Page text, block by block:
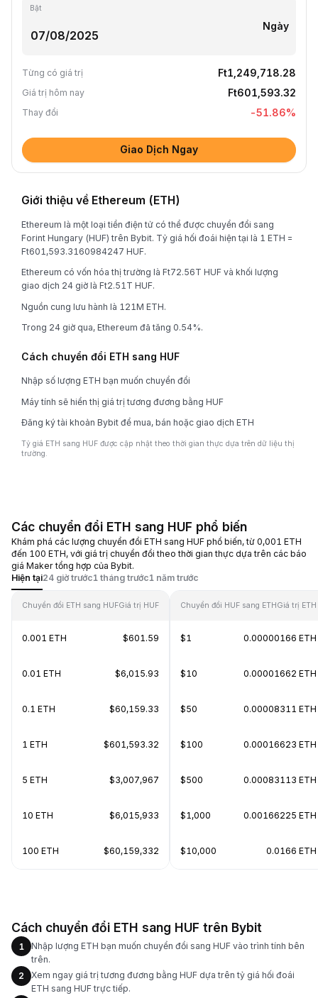
Bật
Ngày
Từng có giá trị Ft1,249,718.28
Giá trị hôm nay Ft601,593.32
Thay đổi -51.86%
Giao Dịch Ngay
Giới thiệu về Ethereum (ETH)
Ethereum là một loại tiền điện tử có thể được chuyển đổi sang
Forint Hungary (HUF) trên Bybit. Tỷ giá hối đoái hiện tại là 1 ETH =
Ft601,593.3160984247 HUF.
Ethereum có vốn hóa thị trường là Ft72.56T HUF và khối lượng
giao dịch 24 giờ là Ft2.51T HUF.
Nguồn cung lưu hành là 121M ETH.
Trong 24 giờ qua, Ethereum đã tăng 0.54%.
Cách chuyển đổi ETH sang HUF
Nhập số lượng ETH bạn muốn chuyển đổi
Máy tính sẽ hiển thị giá trị tương đương bằng HUF
Đăng ký tài khoản Bybit để mua, bán hoặc giao dịch ETH
Tỷ giá ETH sang HUF được cập nhật theo thời gian thực dựa trên dữ liệu thị
trường.
Các chuyển đổi ETH sang HUF phổ biến
Khám phá các lượng chuyển đổi ETH sang HUF phổ biến, từ 0,001 ETH
đến 100 ETH, với giá trị chuyển đổi theo thời gian thực dựa trên các báo
giá Maker tổng hợp của Bybit.
Hiện tại24 giờ trước1 tháng trước1 năm trước
Chuyển đổi ETH sang HUFGiá trị HUF
0.001 ETH $601.59
0.01 ETH $6,015.93
0.1 ETH $60,159.33
1 ETH $601,593.32
5 ETH $3,007,967
10 ETH $6,015,933
100 ETH $60,159,332
Chuyển đổi HUF sang ETHGiá trị ETH
$1 0.00000166 ETH
$10 0.00001662 ETH
$50 0.00008311 ETH
$100 0.00016623 ETH
$500 0.00083113 ETH
$1,000 0.00166225 ETH
$10,000 0.0166 ETH
Cách chuyển đổi ETH sang HUF trên Bybit
1
Nhập lượng ETH bạn muốn chuyển đổi sang HUF vào trình tính bên
trên.
2
Xem ngay giá trị tương đương bằng HUF dựa trên tỷ giá hối đoái
ETH sang HUF trực tiếp.